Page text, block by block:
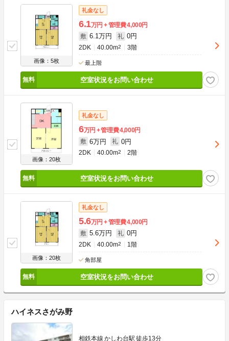
画像：5枚
礼金なし
6.1万円 管理費4,000円
敷 6.1万円 礼 0円
2DK 40.00m2 3階
最上階
空室状況をお問い合わせ
画像：20枚
礼金なし
6万円 管理費4,000円
敷 6万円 礼 0円
2DK 40.00m2 2階
空室状況をお問い合わせ
画像：20枚
礼金なし
5.6万円 管理費4,000円
敷 5.6万円 礼 0円
2DK 40.00m2 1階
角部屋
空室状況をお問い合わせ
ハイネスさがみ野
相鉄本線 かしわ台駅 徒歩13分